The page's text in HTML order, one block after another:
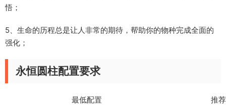
悟；
5、生命的历程总是让人非常的期待，帮助你的物种完成全面的
强化；
永恒圆柱配置要求
最低配置 推荐配